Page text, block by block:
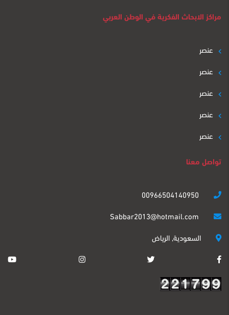
مراكز الابحاث الفكرية في الوطن العربي
عنصر
عنصر
عنصر
عنصر
عنصر
تواصل معنا
السعودية, الرياض